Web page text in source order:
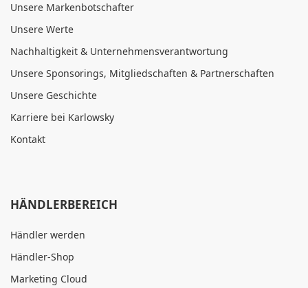
Unsere Markenbotschafter
Unsere Werte
Nachhaltigkeit & Unternehmensverantwortung
Unsere Sponsorings, Mitgliedschaften & Partnerschaften
Unsere Geschichte
Karriere bei Karlowsky
Kontakt
HÄNDLERBEREICH
Händler werden
Händler-Shop
Marketing Cloud